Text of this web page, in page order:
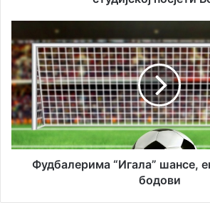
Фудбалерима
“Игала”
шансе,
екипи
“Берана”
бодови
Фудбалерима “Игала” шансе,
бодови